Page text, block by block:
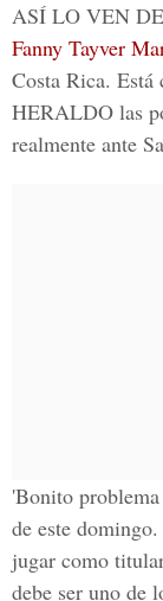
ASÍ LO VEN
Fanny Tayver
Costa Rica. Está
HERALDO las
realmente ante
'Bonito
de este
jugar como
debe ser uno de